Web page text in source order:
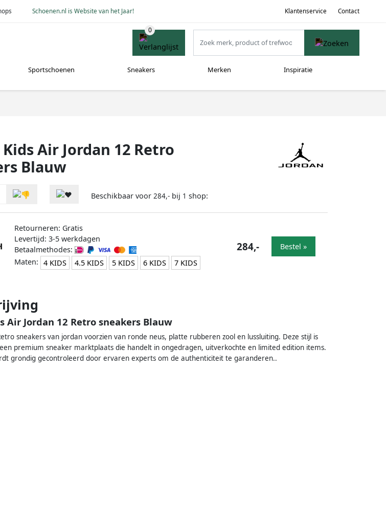
Schoenen.nl is Website van het Jaar! Klantenservice Contact
Sportschoenen Sneakers Merken Inspiratie
Air Jordan 12 Retro
Blauw
Beschikbaar voor 284,- bij 1 shop:
Retourneren: Gratis
Levertijd: 3-5 werkdagen
Betaalmethodes:
Maten: 4 KIDS 4.5 KIDS 5 KIDS 6 KIDS 7 KIDS
284,- Bestel »
Air Jordan 12 Retro sneakers Blauw
sneakers van jordan voorzien van ronde neus, platte rubberen zool en lussluiting. Deze stijl is
premium sneaker marktplaats die handelt in ongedragen, uitverkochte en limited edition items.
grondig gecontroleerd door ervaren experts om de authenticiteit te garanderen..